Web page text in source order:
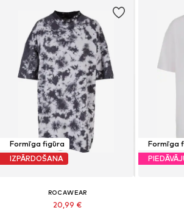
Formīga figūra
IZPĀRDOŠANA
ROCAWEAR
20,99 €
Formīga